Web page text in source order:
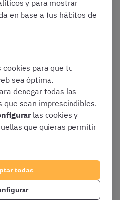
fácil de utilizar y todo
foro de calidad para el que,
ninguna alternativa con
de Justicia de
por tener un
nuevos todos los días y un
activos.
y para mostrar
en base a tus hábitos de
cookies para que tu
sea óptima.
denegar todas las
que sean imprescindibles.
las cookies y
que quieras permitir
todas